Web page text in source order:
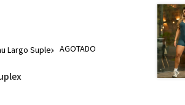
AGOTADO